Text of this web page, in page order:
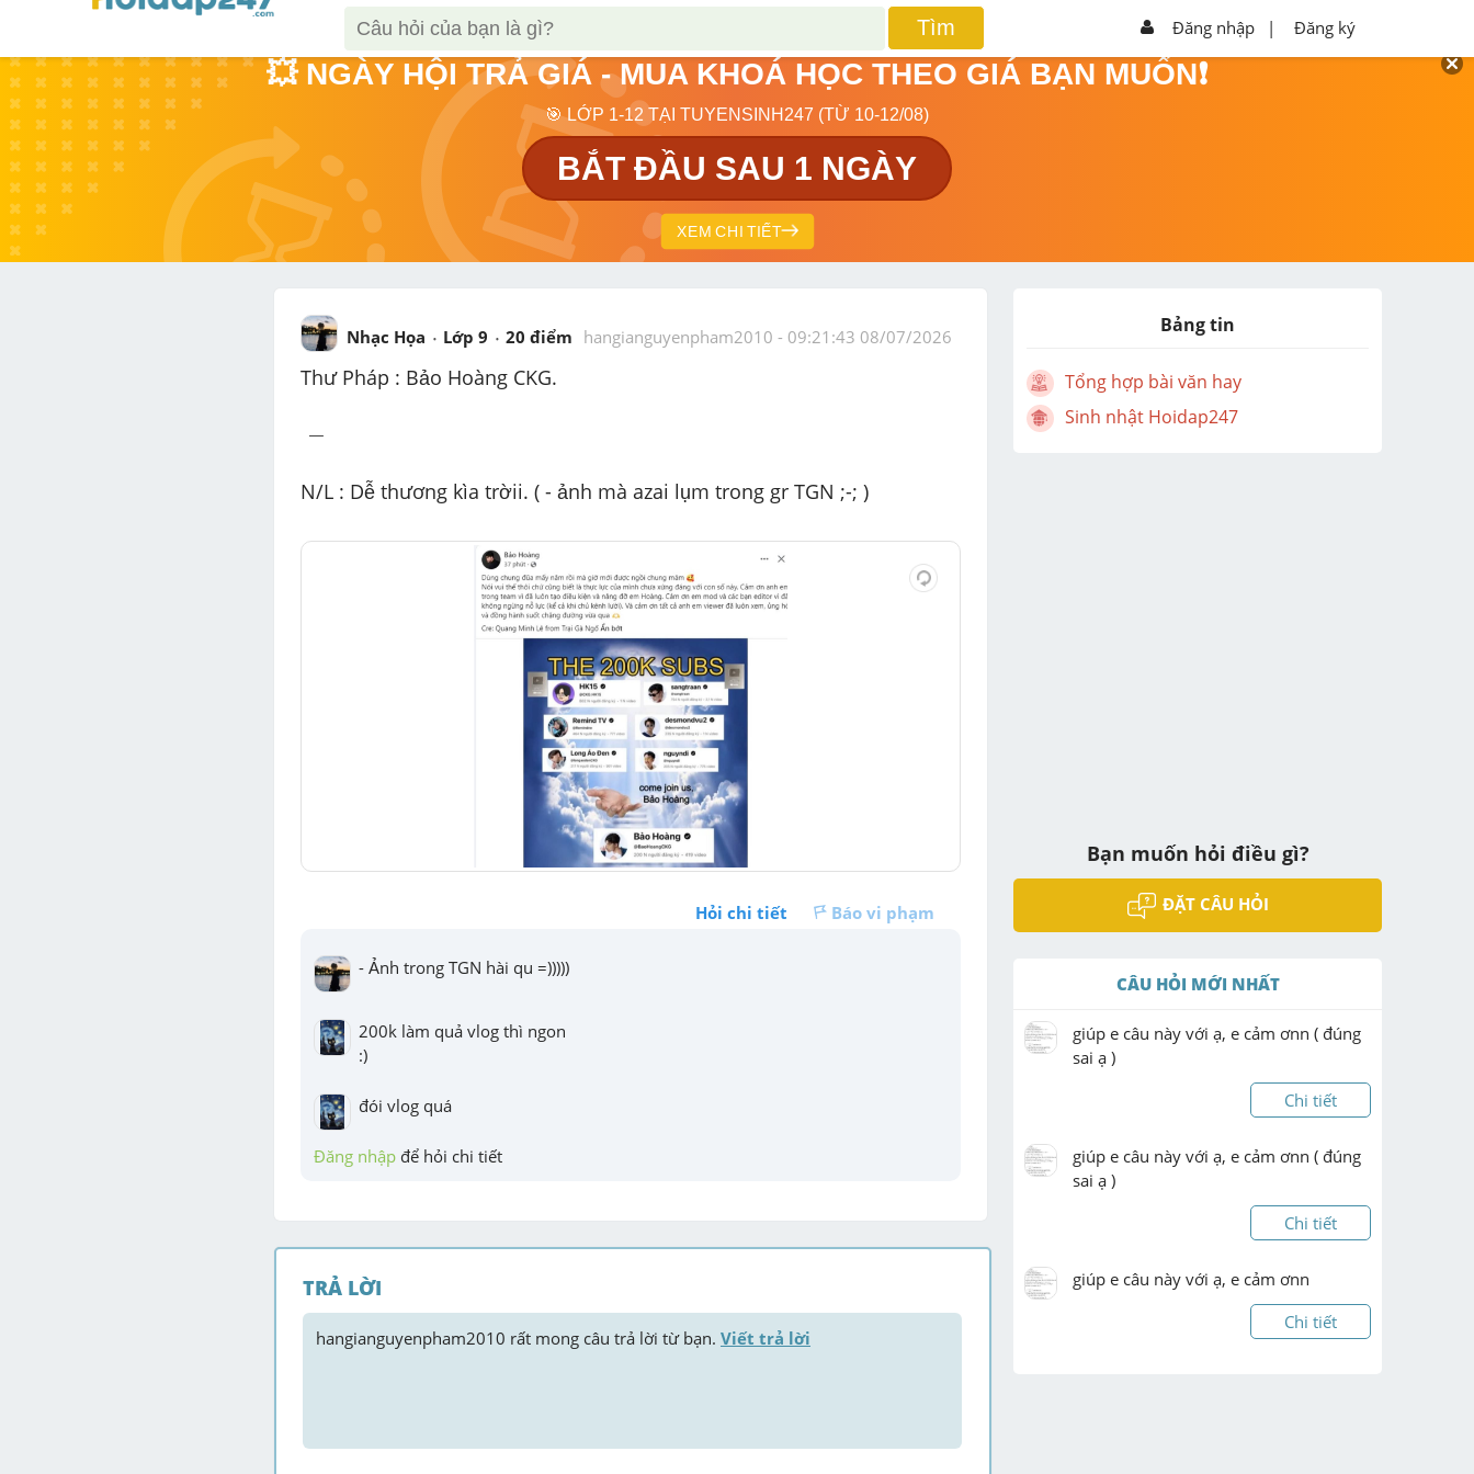
Tìm Đăng nhập | Đăng ký
💥 NGÀY HỘI TRẢ GIÁ - MUA KHOÁ HỌC THEO GIÁ BẠN MUỐN❗
🎯 LỚP 1-12 TẠI TUYENSINH247 (TỪ 10-12/08)
BẮT ĐẦU SAU 1 NGÀY
XEM CHI TIẾT
Nhạc Họa Lớp 9 20 điểm hangianguyenpham2010 - 09:21:43 08/07/2026
Thư Pháp : Bảo Hoàng CKG.
−
N/L : Dễ thương kìa trờii. ( - ảnh mà azai lụm trong gr TGN ;-; )
Hỏi chi tiết Báo vi phạm
- Ảnh trong TGN hài qu =)))))
200k làm quả vlog thì ngon
:)
đói vlog quá
Đăng nhập để hỏi chi tiết
TRẢ LỜI
hangianguyenpham2010 rất mong câu trả lời từ bạn. Viết trả lời
Bảng tin
Tổng hợp bài văn hay
Sinh nhật Hoidap247
Bạn muốn hỏi điều gì?
ĐẶT CÂU HỎI
CÂU HỎI MỚI NHẤT
giúp e câu này với ạ, e cảm ơnn ( đúng
sai ạ )
Chi tiết
giúp e câu này với ạ, e cảm ơnn ( đúng
sai ạ )
Chi tiết
giúp e câu này với ạ, e cảm ơnn
Chi tiết